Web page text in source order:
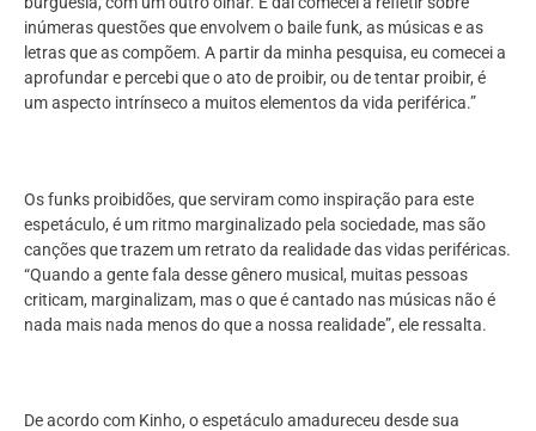
inúmeras questões que envolvem o baile funk, as músicas e as
letras que as compõem. A partir da minha pesquisa, eu comecei a
aprofundar e percebi que o ato de proibir, ou de tentar proibir, é
um aspecto intrínseco a muitos elementos da vida periférica.”
Os funks proibidões, que serviram como inspiração para este
espetáculo, é um ritmo marginalizado pela sociedade, mas são
canções que trazem um retrato da realidade das vidas periféricas.
“Quando a gente fala desse gênero musical, muitas pessoas
criticam, marginalizam, mas o que é cantado nas músicas não é
nada mais nada menos do que a nossa realidade”, ele ressalta.
De acordo com Kinho, o espetáculo amadureceu desde sua